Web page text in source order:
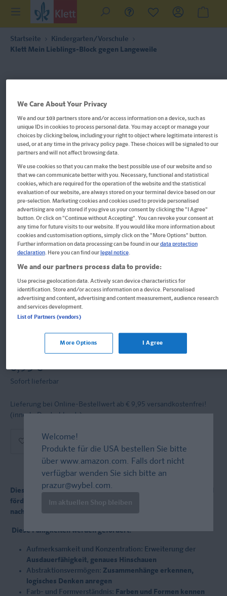
Startseite
Kindergarten/Vorschule
Klett Mein Lieblings-Block gegen Langeweile
Im Buch blättern
Klett Mein Lieblings-Block
gegen Langeweile
Kindergarten ab 3 Jahren. Das kannst du alleine!
Block
Format: 17,0 x 20,0 cm, 96 Seiten
ISBN: 978-3-12-949180-5
6,95 €
Sofort lieferbar
Lieferung bei Online-Bestellwert ab € 9,95 versandkostenfrei!
(innerh. Deutschlands)
In den Warenkorb
Dieser Kindergartenblock von Klett hilft gegen Langeweile und
fördert Kinder ab 3 Jahren – mit bunten Rätseln, Linien
nachfahren, Formen erkennen, Schattenbilder und vieles mehr.
Diese Fähigkeiten werden gefördert:
Aufmerksamkeit und Konzentration: Erweiterung der
Ausdauerfähigkeit, genaues Hinschauen
Abstraktionsvermögen: Zusammenhänge erkennen,
logisches Denken anregen
Farb- und Formverständnis: Farben und Formen kennen
Welcome!
Produkte für die USA bestellen Sie bitte
über www.amazon.com. Falls dort nicht
verfügbar wenden Sie sich bitte an
prazur@wybel.com.
Im aktuellen Shop bleiben
We Care About Your Privacy
We and our103partners store and/or access information on a device, such as
unique IDs in cookies to process personal data. You may accept or manage your
choices by clicking below, including your right to object where legitimate interest is
used, or at any time in the privacy policy page. These choices will be signaled to our
partners and will not affect browsing data.
We use cookies so that you can make the best possible use of our website and so
that we can communicate better with you. Necessary, functional and statistical
cookies, which are required for the operation of the website and the statistical
evaluation of our website, are always stored on your terminal device based on our
pre-selection. Marketing cookies and cookies used to provide personalised
advertising are only stored if you give us your consent by clicking the "I Agree"
button. Or click on "Continue without Accepting". You can revoke your consent at
any time for future visits to our website. If you would like more information about
cookies and customisation options, simply click on the "More Options" button.
Further information on data processing can be found in ourdata protection
declaration. Here you can find our legal notice.
We and our partners process data to provide:
Use precise geolocation data. Actively scan device characteristics for
identification. Store and/or access information on a device. Personalised
advertising and content, advertising and content measurement, audience research
and services development.
List of Partners (vendors)
I Agree
More Options